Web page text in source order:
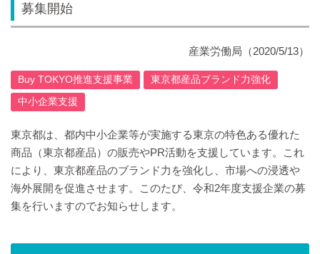
募集開始
産業労働局 （2020/5/13）
Buy TOKYO推進支援事業
東京都産品ブランド力強化
中小企業支援
東京都は、都内中小企業等が実施する東京の特色ある優れた
商品（東京都産品）の販売やPR活動を支援しています。これ
により、東京都産品のブランド力を強化し、市場への浸透や
海外展開を促進させます。このたび、令和2年度支援企業の募
集を行いますのでお知らせします。